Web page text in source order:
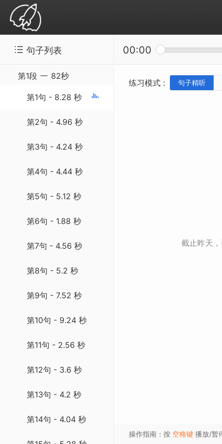
精听听写：SSS-20140902 Most
句子列表 00:00
第1段 一 82秒
第1句 - 8.28 秒
第2句 - 4.96 秒
第3句 - 4.24 秒
第4句 - 4.44 秒
第5句 - 5.12 秒
第6句 - 1.88 秒
第7句 - 4.56 秒
第8句 - 5.2 秒
第9句 - 7.52 秒
第10句 - 9.24 秒
第11句 - 2.56 秒
第12句 - 3.6 秒
第13句 - 4.2 秒
第14句 - 4.04 秒
练习模式 : 句子精听
截止昨天
操作指南：按 空格键 播放/暂